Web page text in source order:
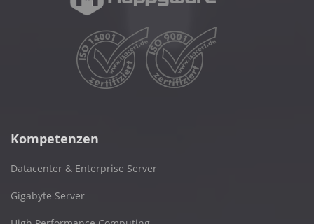
Kompetenzen
Datacenter & Enterprise Server
Gigabyte Server